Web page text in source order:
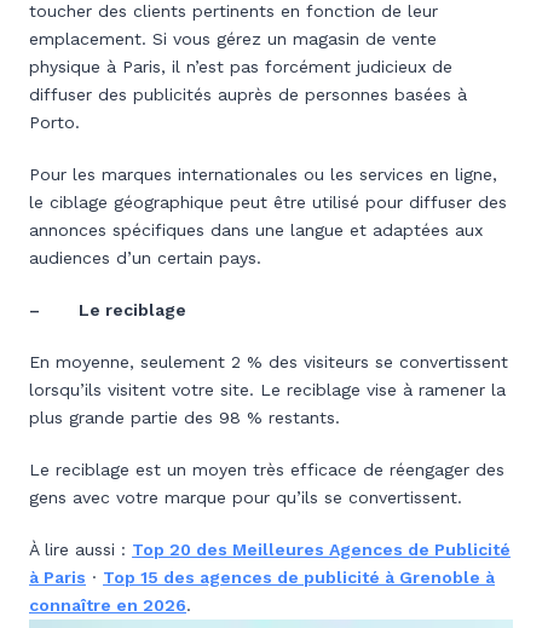
toucher des clients pertinents en fonction de leur
emplacement. Si vous gérez un magasin de vente
physique à Paris, il n’est pas forcément judicieux de
diffuser des publicités auprès de personnes basées à
Porto.
Pour les marques internationales ou les services en ligne,
le ciblage géographique peut être utilisé pour diffuser des
annonces spécifiques dans une langue et adaptées aux
audiences d’un certain pays.
– Le reciblage
En moyenne, seulement 2 % des visiteurs se convertissent
lorsqu’ils visitent votre site. Le reciblage vise à ramener la
plus grande partie des 98 % restants.
Le reciblage est un moyen très efficace de réengager des
gens avec votre marque pour qu’ils se convertissent.
À lire aussi : Top 20 des Meilleures Agences de Publicité
à Paris · Top 15 des agences de publicité à Grenoble à
connaître en 2026.